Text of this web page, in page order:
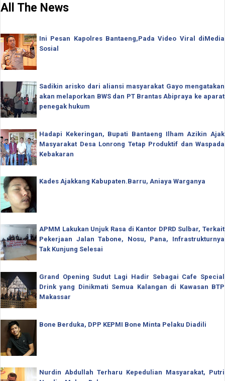
All The News
Ini Pesan Kapolres Bantaeng,Pada Video Viral diMedia
Sosial
Sadikin arisko dari aliansi masyarakat Gayo mengatakan
akan melaporkan BWS dan PT Brantas Abipraya ke aparat
penegak hukum
Hadapi Kekeringan, Bupati Bantaeng Ilham Azikin Ajak
Masyarakat Desa Lonrong Tetap Produktif dan Waspada
Kebakaran
Kades Ajakkang Kabupaten.Barru, Aniaya Warganya
APMM Lakukan Unjuk Rasa di Kantor DPRD Sulbar, Terkait
Pekerjaan Jalan Tabone, Nosu, Pana, Infrastrukturnya
Tak Kunjung Selesai
Grand Opening Sudut Lagi Hadir Sebagai Cafe Special
Drink yang Dinikmati Semua Kalangan di Kawasan BTP
Makassar
Bone Berduka, DPP KEPMI Bone Minta Pelaku Diadili
Nurdin Abdullah Terharu Kepedulian Masyarakat, Putri